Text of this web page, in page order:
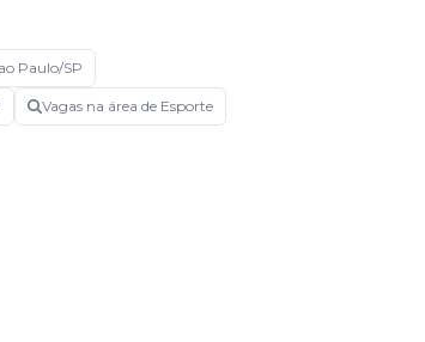
Paulo/SP
Vagas na área de Esporte